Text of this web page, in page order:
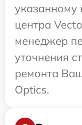
указанному
центра
менеджер
уточнения
ремонта
Optics.